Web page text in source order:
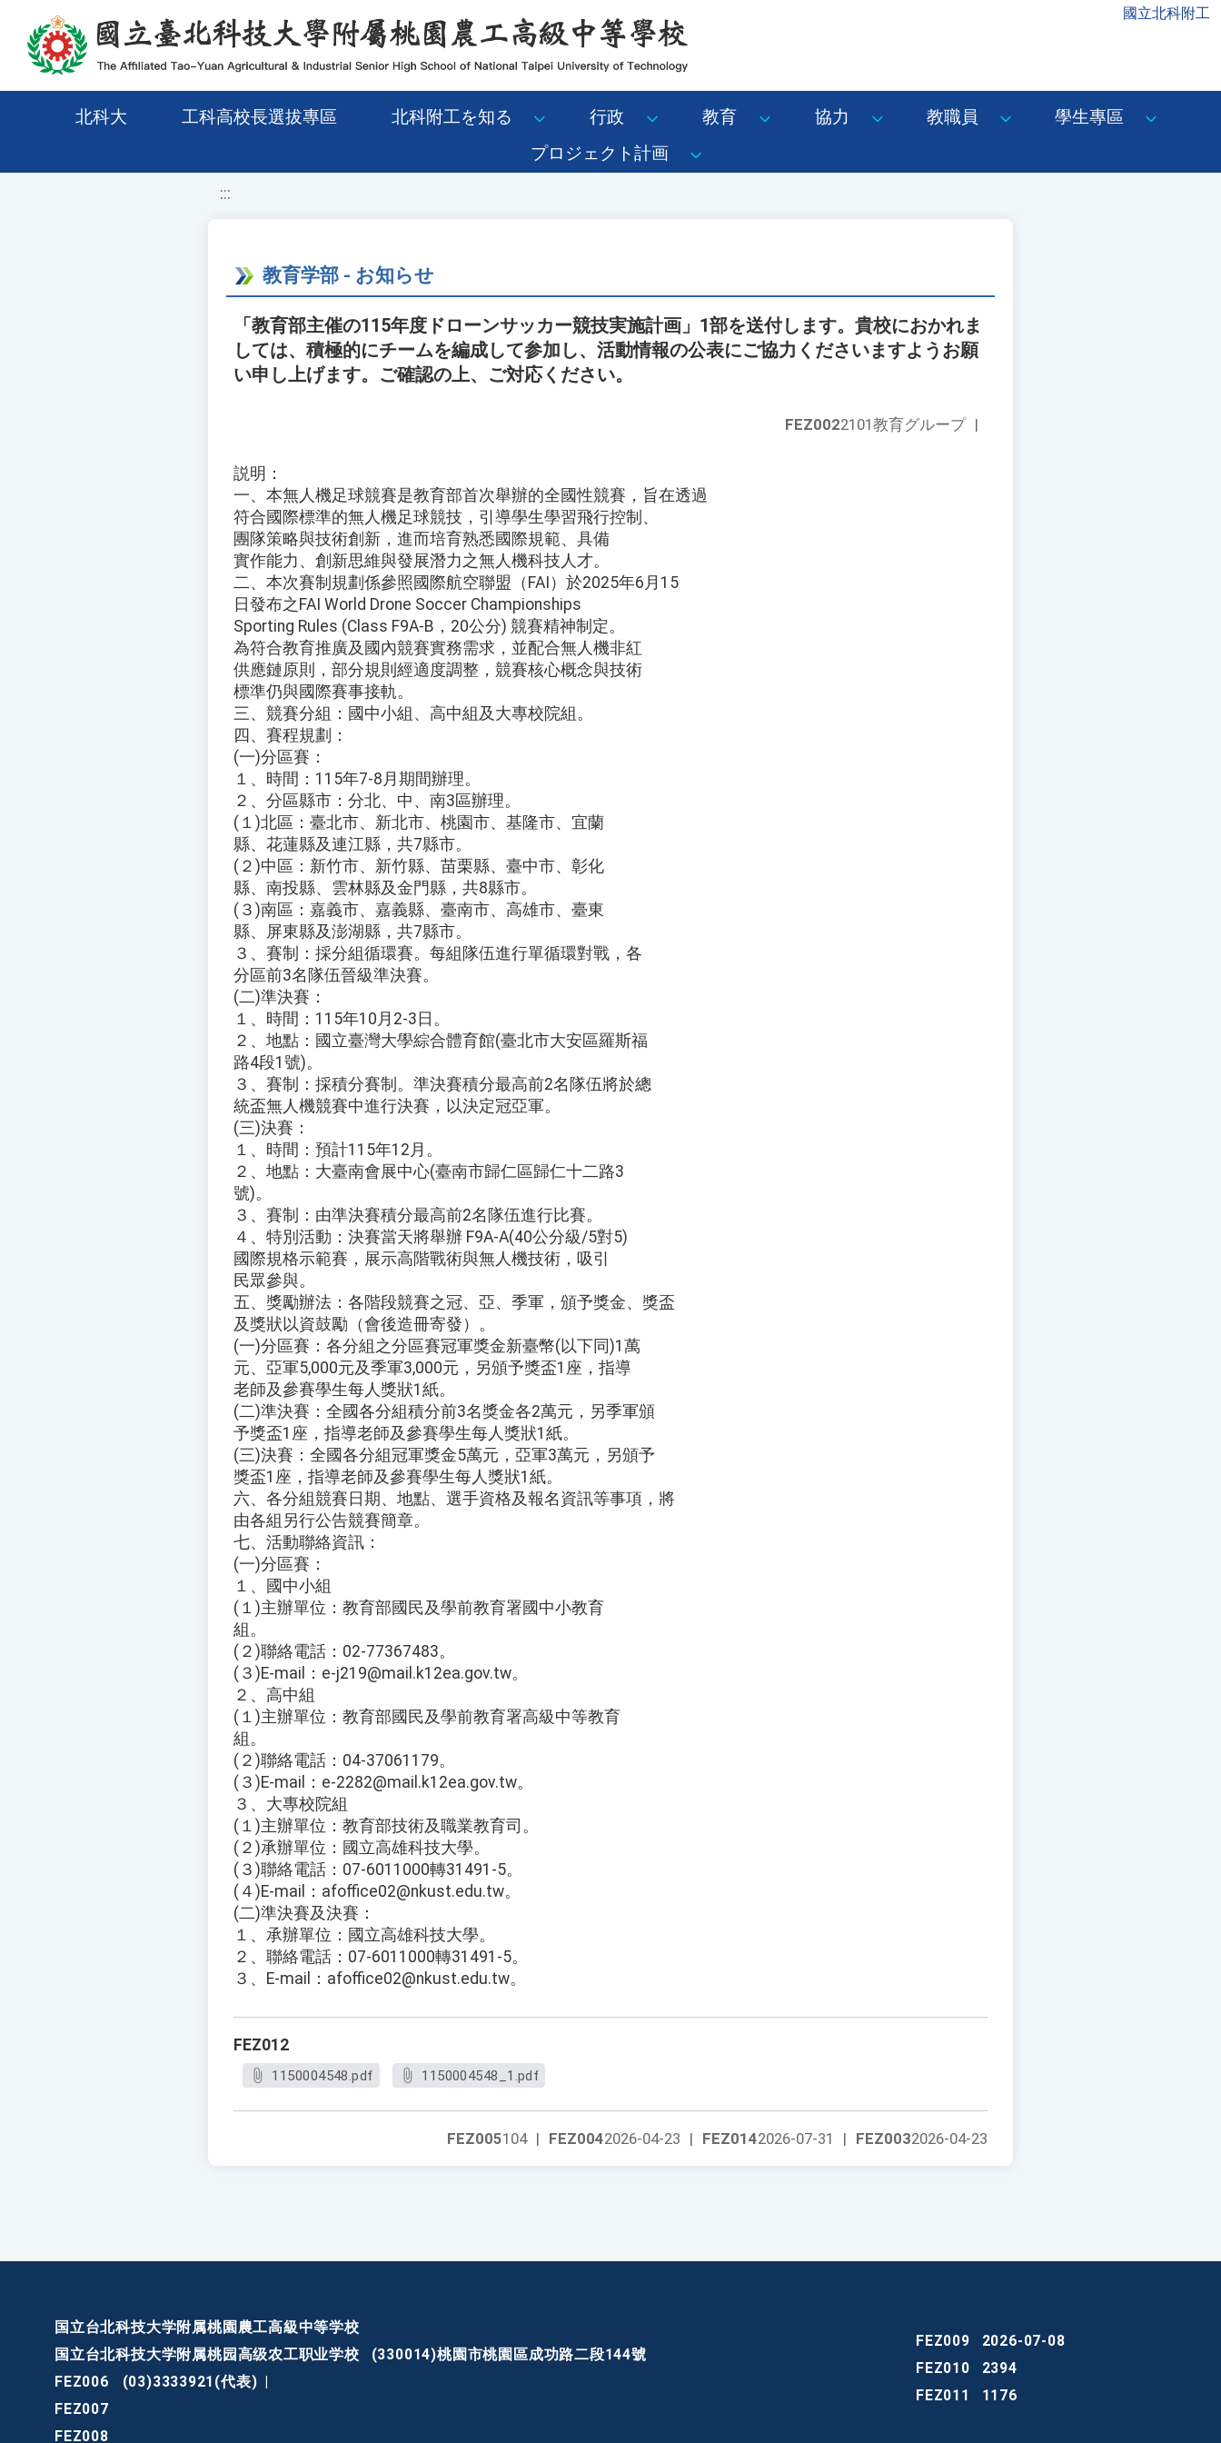
移至網頁之主要內容區位置 國立北科附工
北科大 工科高校長選拔專區 北科附工を知る 行政 教育 協力 教職員
學生專區
プロジェクト計画
:::
教育学部 - お知らせ
「教育部主催の115年度ドローンサッカー競技実施計画」1部を送付します。貴校におかれま
しては、積極的にチームを編成して参加し、活動情報の公表にご協力くださいますようお願
い申し上げます。ご確認の上、ご対応ください。
FEZ0022101教育グループ |
説明：
一、本無人機足球競賽是教育部首次舉辦的全國性競賽，旨在透過
符合國際標準的無人機足球競技，引導學生學習飛行控制、
團隊策略與技術創新，進而培育熟悉國際規範、具備
實作能力、創新思維與發展潛力之無人機科技人才。
二、本次賽制規劃係參照國際航空聯盟（FAI）於2025年6月15
日發布之FAI World Drone Soccer Championships
Sporting Rules (Class F9A-B，20公分) 競賽精神制定。
為符合教育推廣及國內競賽實務需求，並配合無人機非紅
供應鏈原則，部分規則經適度調整，競賽核心概念與技術
標準仍與國際賽事接軌。
三、競賽分組：國中小組、高中組及大專校院組。
四、賽程規劃：
(一)分區賽：
１、時間：115年7-8月期間辦理。
２、分區縣市：分北、中、南3區辦理。
(１)北區：臺北市、新北市、桃園市、基隆市、宜蘭
縣、花蓮縣及連江縣，共7縣市。
(２)中區：新竹市、新竹縣、苗栗縣、臺中市、彰化
縣、南投縣、雲林縣及金門縣，共8縣市。
(３)南區：嘉義市、嘉義縣、臺南市、高雄市、臺東
縣、屏東縣及澎湖縣，共7縣市。
３、賽制：採分組循環賽。每組隊伍進行單循環對戰，各
分區前3名隊伍晉級準決賽。
(二)準決賽：
１、時間：115年10月2-3日。
２、地點：國立臺灣大學綜合體育館(臺北市大安區羅斯福
路4段1號)。
３、賽制：採積分賽制。準決賽積分最高前2名隊伍將於總
統盃無人機競賽中進行決賽，以決定冠亞軍。
(三)決賽：
１、時間：預計115年12月。
２、地點：大臺南會展中心(臺南市歸仁區歸仁十二路3
號)。
３、賽制：由準決賽積分最高前2名隊伍進行比賽。
４、特別活動：決賽當天將舉辦 F9A-A(40公分級/5對5)
國際規格示範賽，展示高階戰術與無人機技術，吸引
民眾參與。
五、獎勵辦法：各階段競賽之冠、亞、季軍，頒予獎金、獎盃
及獎狀以資鼓勵（會後造冊寄發）。
(一)分區賽：各分組之分區賽冠軍獎金新臺幣(以下同)1萬
元、亞軍5,000元及季軍3,000元，另頒予獎盃1座，指導
老師及參賽學生每人獎狀1紙。
(二)準決賽：全國各分組積分前3名獎金各2萬元，另季軍頒
予獎盃1座，指導老師及參賽學生每人獎狀1紙。
(三)決賽：全國各分組冠軍獎金5萬元，亞軍3萬元，另頒予
獎盃1座，指導老師及參賽學生每人獎狀1紙。
六、各分組競賽日期、地點、選手資格及報名資訊等事項，將
由各組另行公告競賽簡章。
七、活動聯絡資訊：
(一)分區賽：
１、國中小組
(１)主辦單位：教育部國民及學前教育署國中小教育
組。
(２)聯絡電話：02-77367483。
(３)E-mail：e-j219@mail.k12ea.gov.tw。
２、高中組
(１)主辦單位：教育部國民及學前教育署高級中等教育
組。
(２)聯絡電話：04-37061179。
(３)E-mail：e-2282@mail.k12ea.gov.tw。
３、大專校院組
(１)主辦單位：教育部技術及職業教育司。
(２)承辦單位：國立高雄科技大學。
(３)聯絡電話：07-6011000轉31491-5。
(４)E-mail：afoffice02@nkust.edu.tw。
(二)準決賽及決賽：
１、承辦單位：國立高雄科技大學。
２、聯絡電話：07-6011000轉31491-5。
３、E-mail：afoffice02@nkust.edu.tw。
FEZ012
1150004548.pdf 1150004548_1.pdf
FEZ0032026-04-23
FEZ0142026-07-31 |
FEZ0042026-04-23 |
FEZ005104 |
国立台北科技大学附属桃園農工高級中等学校
国立台北科技大学附属桃园高级农工职业学校
(330014)桃園市桃園區成功路二段144號
FEZ006
(03)3333921(代表)
FEZ007
FEZ008
FEZ009
2026-07-08
FEZ010
2394
FEZ011
1176